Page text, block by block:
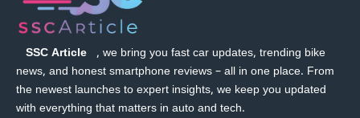
SSC Article
, we bring you fast car updates, trending bike
news, and honest smartphone reviews – all in one place. From
the newest launches to expert insights, we keep you updated
with everything that matters in auto and tech.